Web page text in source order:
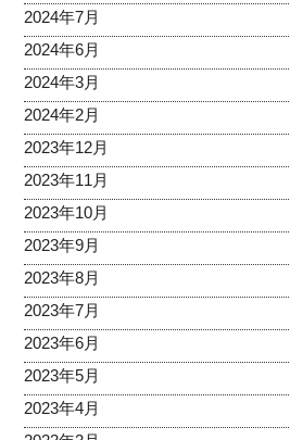
2024年7月
2024年6月
2024年3月
2024年2月
2023年12月
2023年11月
2023年10月
2023年9月
2023年8月
2023年7月
2023年6月
2023年5月
2023年4月